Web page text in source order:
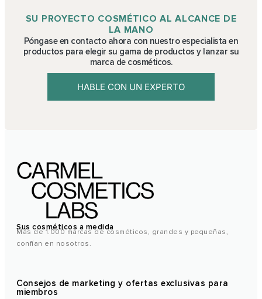
SU PROYECTO COSMÉTICO AL ALCANCE DE
LA MANO
Póngase en contacto ahora con nuestro especialista en
productos para elegir su gama de productos y lanzar su
marca de cosméticos.
HABLE CON UN EXPERTO
Sus cosméticos a medida
Más de 1.000 marcas de cosméticos, grandes y pequeñas,
confían en nosotros.
Consejos de marketing y ofertas exclusivas para
miembros